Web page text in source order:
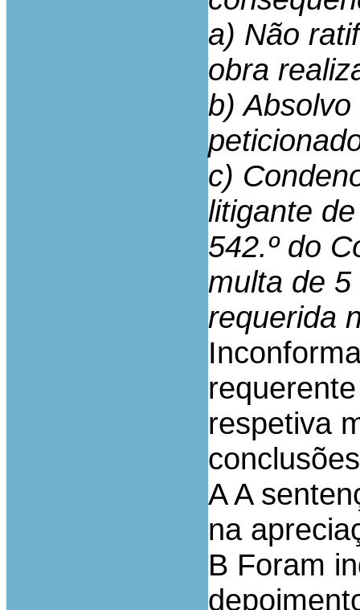
a) Não
obra
b)
c)
litigante
542.º do
multa de
requerida
respetiva
A A
na
B Foram